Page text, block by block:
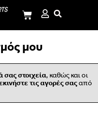
μου
στοιχεία, καθώς και οι
τις αγορές σαςαπό